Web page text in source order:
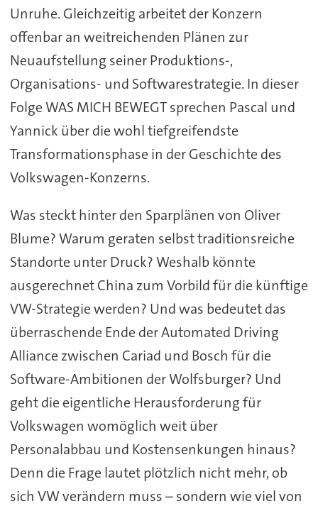
Unruhe. Gleichzeitig arbeitet der Konzern
offenbar an weitreichenden Plänen zur
Neuaufstellung seiner Produktions-,
Organisations- und Softwarestrategie. In dieser
Folge WAS MICH BEWEGT sprechen Pascal und
Yannick über die wohl tiefgreifendste
Transformationsphase in der Geschichte des
Volkswagen-Konzerns.
Was steckt hinter den Sparplänen von Oliver
Blume? Warum geraten selbst traditionsreiche
Standorte unter Druck? Weshalb könnte
ausgerechnet China zum Vorbild für die künftige
VW-Strategie werden? Und was bedeutet das
überraschende Ende der Automated Driving
Alliance zwischen Cariad und Bosch für die
Software-Ambitionen der Wolfsburger? Und
geht die eigentliche Herausforderung für
Volkswagen womöglich weit über
Personalabbau und Kostensenkungen hinaus?
Denn die Frage lautet plötzlich nicht mehr, ob
sich VW verändern muss – sondern wie viel von